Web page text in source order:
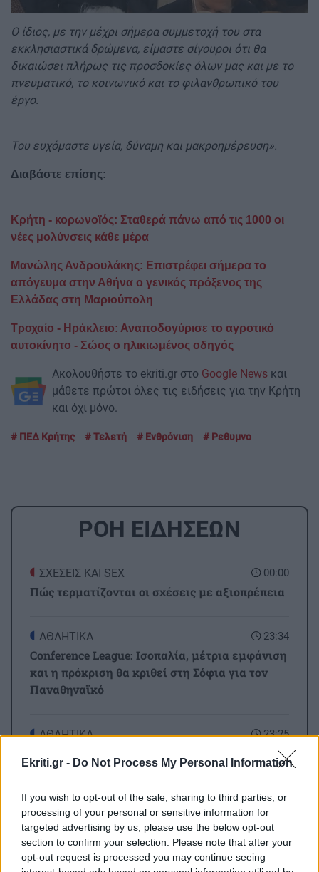
Ekriti.gr - Do Not Process My Personal Information
If you wish to opt-out of the sale, sharing to third parties, or
processing of your personal or sensitive information for
targeted advertising by us, please use the below opt-out
section to confirm your selection. Please note that after your
opt-out request is processed you may continue seeing
Ο ίδιος, με την μέχρι σήμερα συμμετοχή του στα
εκκλησιαστικά δρώμενα, είμαστε σίγουροι ότι θα
δικαιώσει πλήρως τις προσδοκίες όλων μας και με το
πνευματικό, το κοινωνικό και το φιλανθρωπικό του
έργο.
Του ευχόμαστε υγεία, δύναμη και μακροημέρευση».
Διαβάστε επίσης:
Κρήτη - κορωνοϊός: Σταθερά πάνω από τις 1000 οι
νέες μολύνσεις κάθε μέρα
Mανώλης Ανδρουλάκης: Επιστρέφει σήμερα το
απόγευμα στην Αθήνα ο γενικός πρόξενος της
Ελλάδας στη Μαριούπολη
Τροχαίο - Ηράκλειο: Αναποδογύρισε το αγροτικό
αυτοκίνητο - Σώος ο ηλικιωμένος οδηγός
Ακολουθήστε το ekriti.gr στο Google News και
μάθετε πρώτοι όλες τις ειδήσεις για την Κρήτη
και όχι μόνο.
ΠΕΔ Κρήτης Τελετή Ενθρόνιση Ρεθυμνο
ΡΟΗ ΕΙΔΗΣΕΩΝ
00:00
ΣΧΕΣΕΙΣ ΚΑΙ SEX
Πώς τερματίζονται οι σχέσεις με αξιοπρέπεια
23:34
ΑΘΛΗΤΙΚΑ
Conference League: Ισοπαλία, μέτρια εμφάνιση
και η πρόκριση θα κριθεί στη Σόφια για τον
Παναθηναϊκό
23:25
ΑΘΛΗΤΙΚΑ
Επέστρεψε Ηράκλειο η αποστολή του ΟΦΗ - Η
προσοχή στο Σούπερ Καπ με ΑΕΚ
23:00
GOSSIP - LIFESTYLE
Μισέλ Φάιφερ: Στα 68 της αποκαλύπτει γιατί
δεν θέλει να πρωταγωνιστήσει ποτέ ξανά σε
ταινία
Όλες οι ειδήσεις